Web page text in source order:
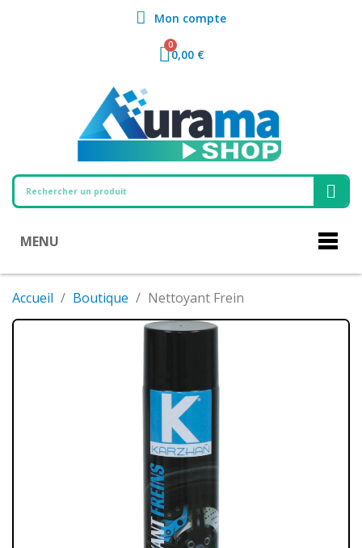
Mon compte
0,00 €
MENU
Accueil Boutique Nettoyant Frein